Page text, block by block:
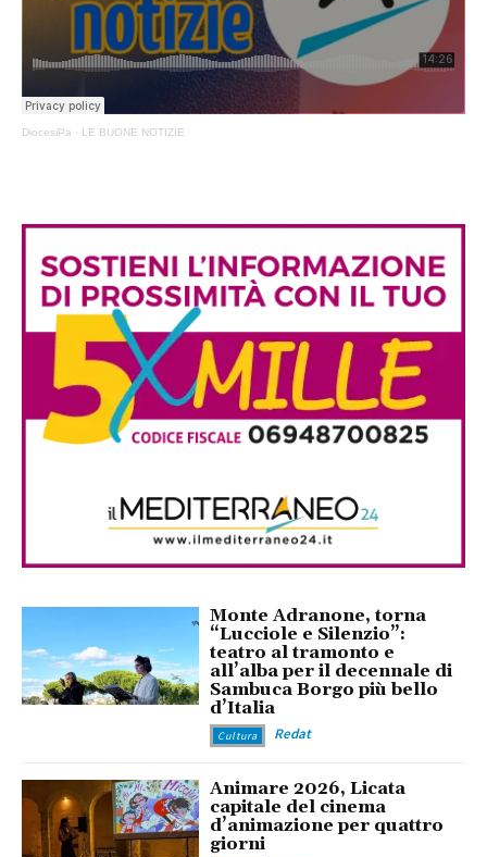
DiocesiPa · LE BUONE NOTIZIE
Monte Adranone, torna
“Lucciole e Silenzio”:
teatro al tramonto e
all’alba per il decennale di
Sambuca Borgo più bello
d’Italia
Cultura Redat
Animare 2026, Licata
capitale del cinema
d’animazione per quattro
giorni